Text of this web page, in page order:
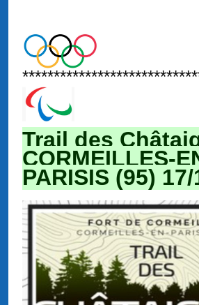
Trail des
CORMEILLES-
PARISIS (95) 17/